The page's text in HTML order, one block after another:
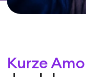
Kurze